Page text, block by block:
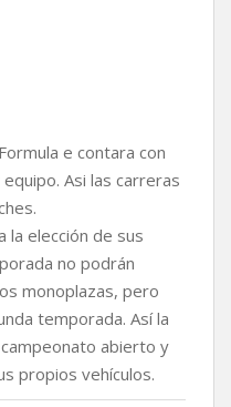
e contara con
Asi las carreras
la elección de sus
no podrán
monoplazas, pero
temporada. Así la
abierto y
propios vehículos.